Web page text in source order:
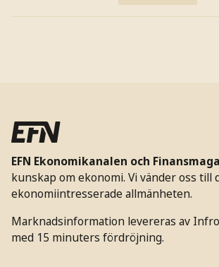
EFN Ekonomikanalen och
kunskap om ekonomi. Vi vänder oss till
ekonomiintresserade allmänheten.
Marknadsinformation levereras av
med 15 minuters fördröjning.